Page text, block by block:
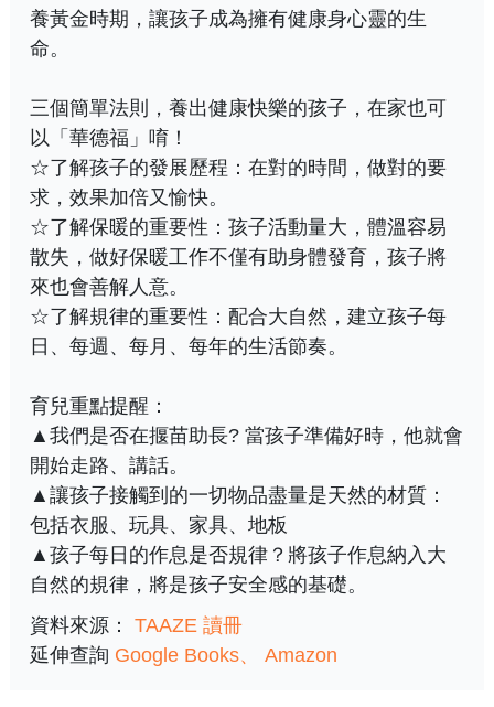
養黃金時期，讓孩子成為擁有健康身心靈的生
命。
三個簡單法則，養出健康快樂的孩子，在家也可
以「華德福」唷！
☆了解孩子的發展歷程：在對的時間，做對的要
求，效果加倍又愉快。
☆了解保暖的重要性：孩子活動量大，體溫容易
散失，做好保暖工作不僅有助身體發育，孩子將
來也會善解人意。
☆了解規律的重要性：配合大自然，建立孩子每
日、每週、每月、每年的生活節奏。
育兒重點提醒：
▲我們是否在揠苗助長? 當孩子準備好時，他就會
開始走路、講話。
▲讓孩子接觸到的一切物品盡量是天然的材質：
包括衣服、玩具、家具、地板
▲孩子每日的作息是否規律？將孩子作息納入大
自然的規律，將是孩子安全感的基礎。
資料來源： TAAZE 讀冊
延伸查詢 Google Books Amazon